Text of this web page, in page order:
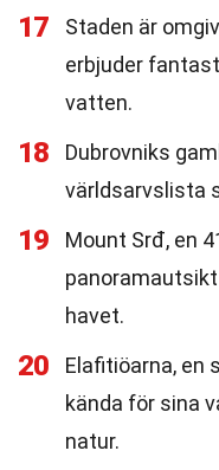
17
Staden är
erbjuder
vatten.
18
Dubrovniks
världsarvslista
19
Mount Srđ, en
havet.
20
Elafitiöarna, en
kända för sina
natur.